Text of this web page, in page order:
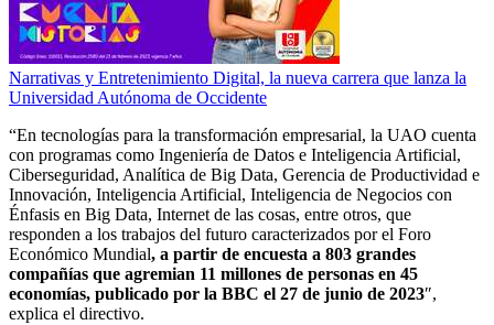
Narrativas y Entretenimiento Digital, la nueva carrera que lanza la
Universidad Autónoma de Occidente
“En tecnologías para la transformación empresarial, la UAO cuenta
con programas como Ingeniería de Datos e Inteligencia Artificial,
Ciberseguridad, Analítica de Big Data, Gerencia de Productividad e
Innovación, Inteligencia Artificial, Inteligencia de Negocios con
Énfasis en Big Data, Internet de las cosas, entre otros, que
responden a los trabajos del futuro caracterizados por el Foro
Económico Mundial, a partir de encuesta a 803 grandes
compañías que agremian 11 millones de personas en 45
economías, publicado por la BBC el 27 de junio de 2023″,
explica el directivo.